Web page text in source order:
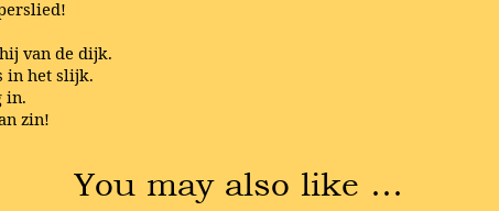
van de dijk.
in het slijk.
in.
zin!
You may also like …